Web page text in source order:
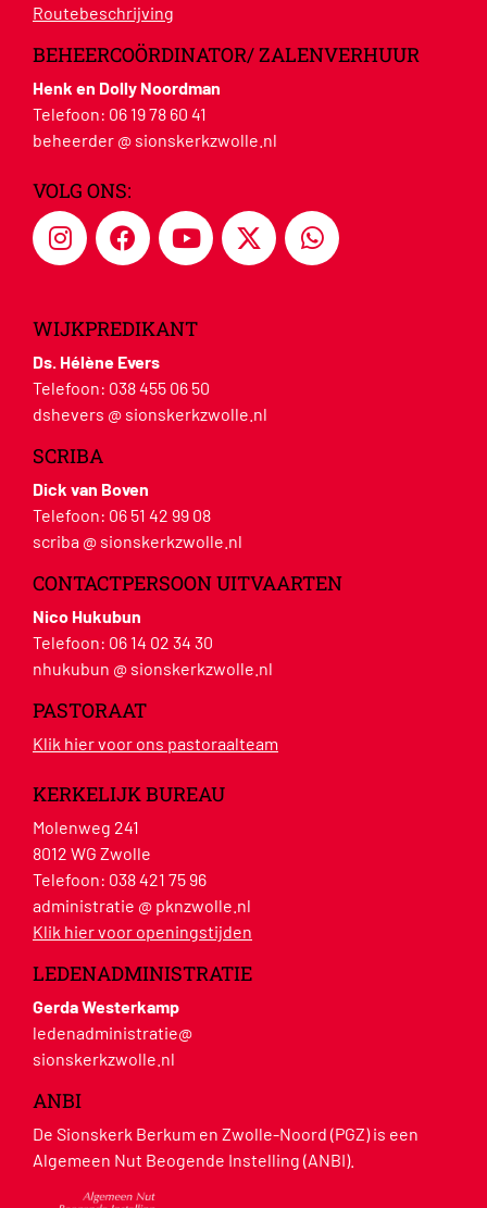
Routebeschrijving
BEHEERCOÖRDINATOR/ ZALENVERHUUR
Henk en Dolly Noordman
Telefoon: 06 19 78 60 41
beheerder @ sionskerkzwolle.nl
VOLG ONS:
WIJKPREDIKANT
Ds. Hélène Evers
Telefoon: 038 455 06 50
dshevers @ sionskerkzwolle.nl
SCRIBA
Dick van Boven
Telefoon: 06 51 42 99 08
scriba @ sionskerkzwolle.nl
CONTACTPERSOON UITVAARTEN
Nico Hukubun
Telefoon: 06 14 02 34 30
nhukubun @ sionskerkzwolle.nl
PASTORAAT
Klik hier voor ons pastoraalteam
KERKELIJK BUREAU
Molenweg 241
8012 WG Zwolle
Telefoon: 038 421 75 96
administratie @ pknzwolle.nl
Klik hier voor openingstijden
LEDENADMINISTRATIE
Gerda Westerkamp
ledenadministratie@
sionskerkzwolle.nl
ANBI
De Sionskerk Berkum en Zwolle-Noord (PGZ) is een
Algemeen Nut Beogende Instelling (ANBI).